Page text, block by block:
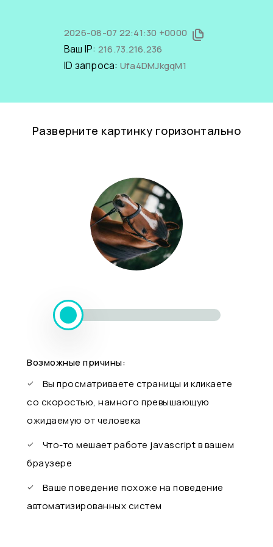
2026-08-07 22:41:30 +0000
Ваш IP: 216.73.216.236
ID запроса: Ufa4DMJkgqM1
Разверните картинку горизонтально
Возможные причины:
Вы просматриваете страницы и кликаете
со скоростью, намного превышающую
ожидаемую от человека
Что-то мешает работе javascript в вашем
браузере
Ваше поведение похоже на поведение
автоматизированных систем